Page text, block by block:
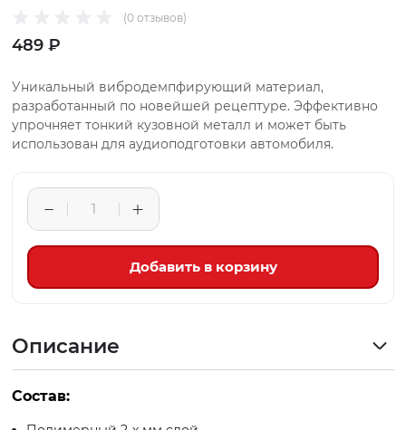
(0 отзывов)
489 ₽
Уникальный вибродемпфирующий материал,
разработанный по новейшей рецептуре. Эффективно
упрочняет тонкий кузовной металл и может быть
использован для аудиоподготовки автомобиля.
Добавить в корзину
Описание
Состав: